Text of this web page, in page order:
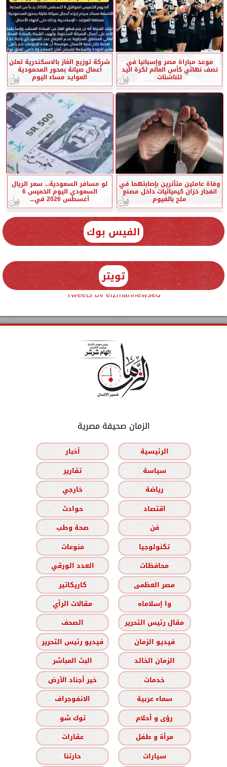
موعد مباراة مصر وإسبانيا في
نصف نهائي كأس العالم لكرة اليد
للناشئات
شركة توزيع الغاز بالاسكندرية تعلن
أعمال صيانة بمحور المحمودية
العوايد مساء اليوم
وفاة عاملين متأثرين بإصابتهما في
انفجار خزان كيميائيات داخل مصنع
ملح بالفيوم
لو مسافر السعودية... سعر الريال
السعودي اليوم الخميس 6
أغسطس 2026 في...
الفيس بوك
تويتر
Tweets by elzmannewseg
الزمان صحيفة مصرية
الرئيسية
أخبار
سياسة
تقارير
رياضة
خارجي
اقتصاد
حوادث
فن
صحة وطب
تكنولوجيا
منوعات
محافظات
العدد الورقي
مصر العظمى
كاريكاتير
وا إسلاماه
مقالات الرأي
مقال رئيس التحرير
الصحف
فيديو الزمان
فيديو رئيس التحرير
الزمان الخالد
البث المباشر
خدمات
خير أجناد الأرض
سماء عربية
الانفوجراف
رؤى و أحلام
توك شو
مرأة و طفل
عقارات
سيارات
حارتنا